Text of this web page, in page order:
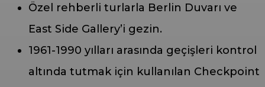
Özel rehberli turlarla Berlin Duvarı ve
East Side Gallery’i gezin.
1961-1990 yılları arasında geçişleri kontrol
altında tutmak için kullanılan Checkpoint